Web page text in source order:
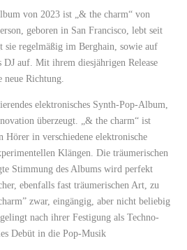
von 2023 ist „& the charm“ von
geboren in San Francisco, lebt seit
regelmäßig im Berghain, sowie auf
DJ auf. Mit ihrem diesjährigen Release
neue Richtung.
elektronisches Synth-Pop-Album,
überzeugt. „& the charm“ ist
Hörer in verschiedene elektronische
Klängen. Die träumerischen
Stimmung des Albums wird perfekt
ebenfalls fast träumerischen Art, zu
zwar, eingängig, aber nicht beliebig
nach ihrer Festigung als Techno-
Debüt in die Pop-Musik